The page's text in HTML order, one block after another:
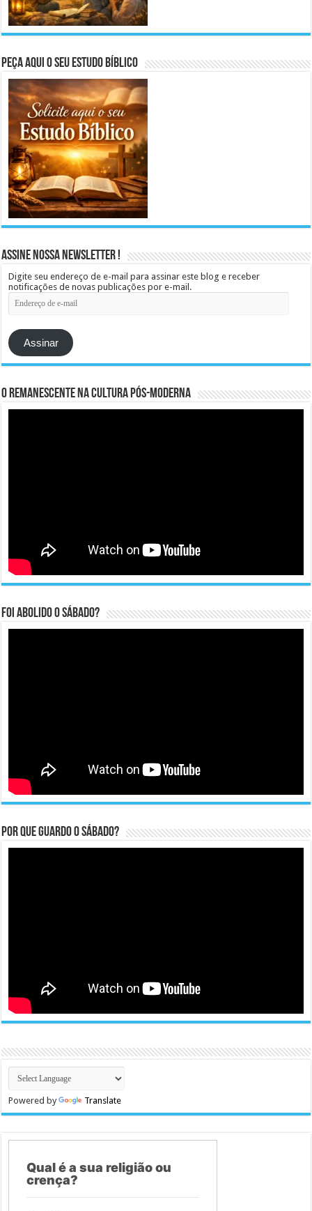
Peça aqui o seu Estudo Bíblico
Assine Nossa Newsletter !
Digite seu endereço de e-mail para assinar este blog e receber
notificações de novas publicações por e-mail.
Endereço
de
mail
Assinar
O remanescente na cultura pós-moderna
Foi abolido o sábado?
Por que guardo o Sábado?
Powered by Translate
Qual é a sua religião ou
crença?